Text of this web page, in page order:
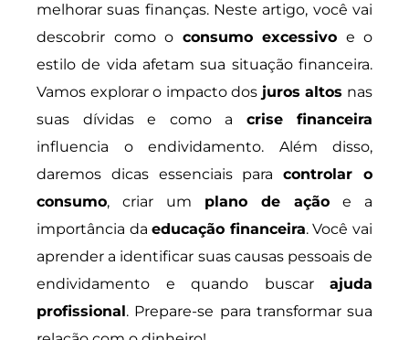
melhorar suas finanças. Neste artigo, você vai
descobrir como o consumo excessivo e o
estilo de vida afetam sua situação financeira.
Vamos explorar o impacto dos juros altos nas
suas dívidas e como a crise financeira
influencia o endividamento. Além disso,
daremos dicas essenciais paracontrolar o
consumo, criar um plano de ação e a
importância daeducação financeira. Você vai
aprender a identificar suas causas pessoais de
endividamento e quando buscar ajuda
profissional. Prepare-se para transformar sua